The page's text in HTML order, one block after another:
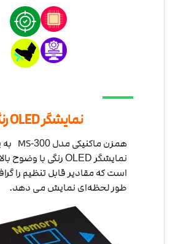
نمایشگر OLED رنگی
همزن ماکنیکی مدل MS-300
نمایشگر OLED رنگی با وضوح
است که مقادیر قابل تنظیم را
طور لحظه‌ای نمایش می دهد.